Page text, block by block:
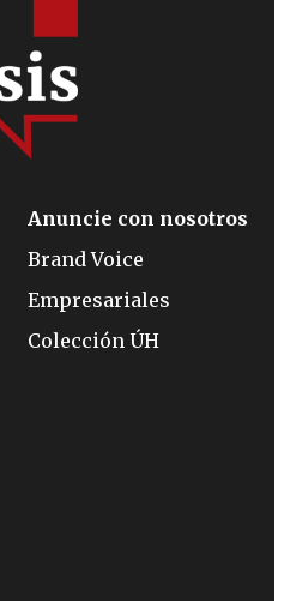
Anuncie con nosotros
Brand Voice
Empresariales
Colección ÚH